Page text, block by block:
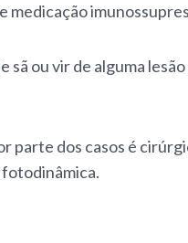
medicação
sã ou vir de alguma
parte dos casos é